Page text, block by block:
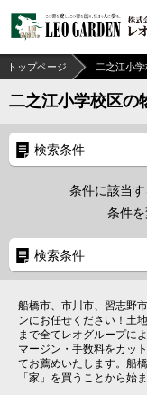
トップページ 二之江小
二之江小学校区の
検索条件
条件に該当す
条件を
検索条件
船橋市、市川市、習志野
ンにお任せください！土
まで全てレオグループに
マージン・手数料をカッ
てお薦めいたします。船
「家」を買うことから始